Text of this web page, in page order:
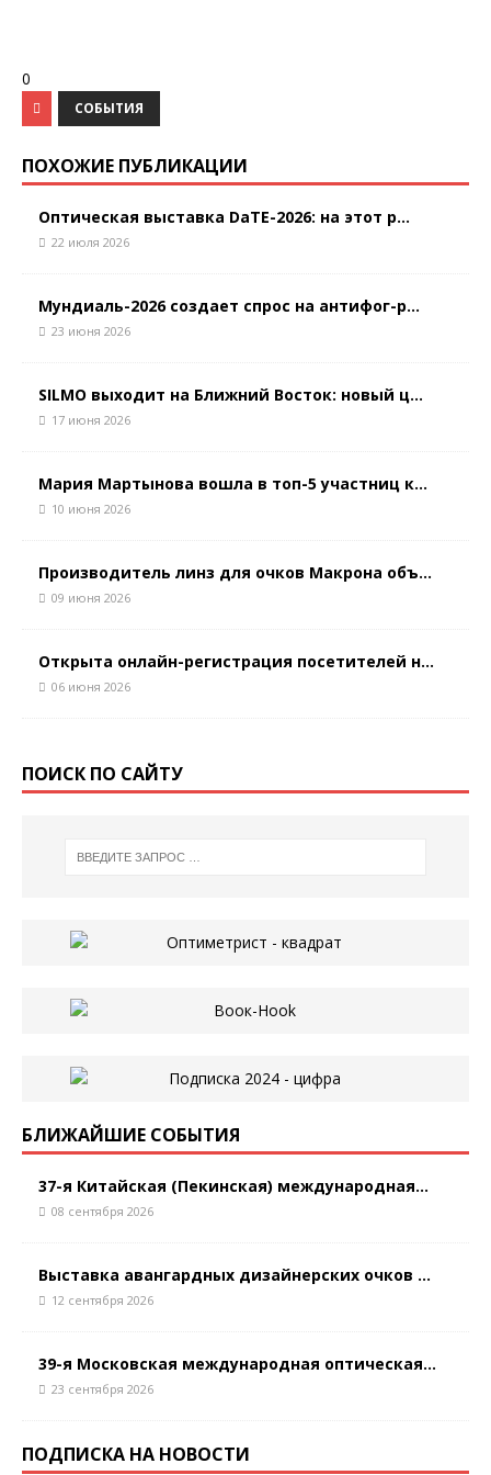
0
СОБЫТИЯ
ПОХОЖИЕ ПУБЛИКАЦИИ
Оптическая выставка DaTE-2026: на этот р...
22 июля 2026
Мундиаль-2026 создает спрос на антифог-р...
23 июня 2026
SILMO выходит на Ближний Восток: новый ц...
17 июня 2026
Мария Мартынова вошла в топ-5 участниц к...
10 июня 2026
Производитель линз для очков Макрона объ...
09 июня 2026
Открыта онлайн-регистрация посетителей н...
06 июня 2026
ПОИСК ПО САЙТУ
БЛИЖАЙШИЕ СОБЫТИЯ
37-я Китайская (Пекинская) международная...
08 сентября 2026
Выставка авангардных дизайнерских очков ...
12 сентября 2026
39-я Московская международная оптическая...
23 сентября 2026
ПОДПИСКА НА НОВОСТИ